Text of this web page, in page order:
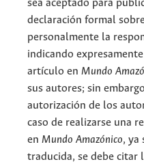
sea aceptado para
declaración formal
personalmente la
indicando
artículo en Mundo
sus autores; sin
autorización de los
caso de realizarse una
en Mundo Amazónico, ya
traducida, se debe citar